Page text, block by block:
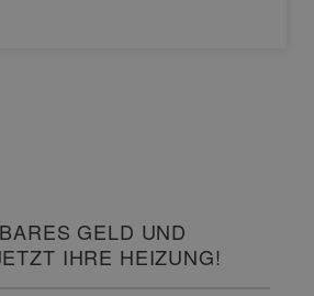
GELD UND
IHRE HEIZUNG!